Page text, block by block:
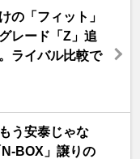
の「フィット」
レード「Z」追
ライバル比較で
う安泰じゃな
BOX」譲りの